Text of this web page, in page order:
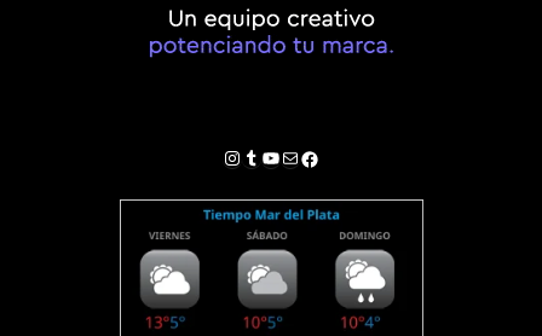
Instagram
Tumblr
YouTube
Correo electrónico
Facebook